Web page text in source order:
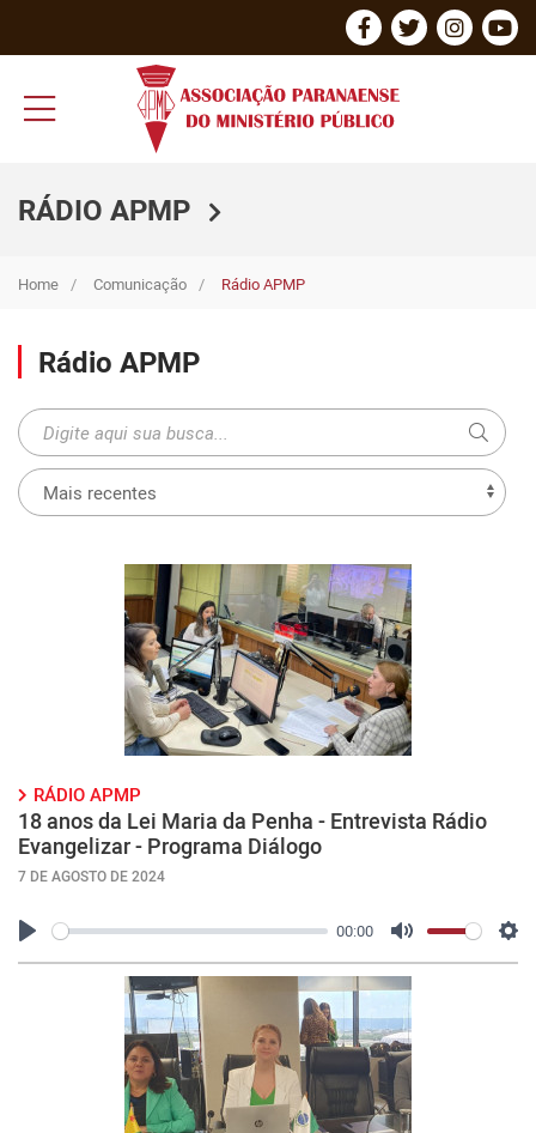
RÁDIO APMP
Home Comunicação Rádio APMP
Rádio APMP
RÁDIO APMP
18 anos da Lei Maria da Penha - Entrevista Rádio
Evangelizar - Programa Diálogo
7 DE AGOSTO DE 2024
Play
00:00
Mute